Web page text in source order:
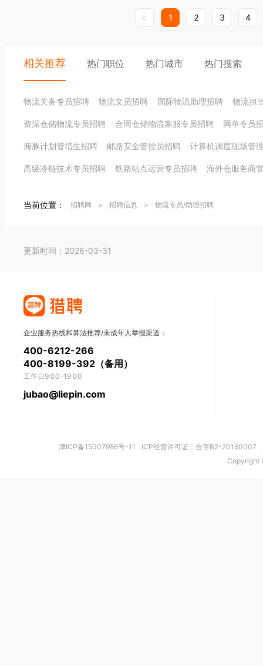
1 2 3 4
相关推荐 热门职位 热门城市 热门搜索
物流关务专员招聘 物流文员招聘 国际物流助理招聘 物流担
资深仓储物流专员招聘 合同仓储物流客服专员招聘 网单专员
海豚计划管培生招聘 邮路安全管控员招聘 计算机调度现场管
高级冷链技术专员招聘 铁路站点运营专员招聘 海外仓服务商
当前位置： 招聘网 > 招聘信息 > 物流专员/助理招聘
更新时间：2026-03-31